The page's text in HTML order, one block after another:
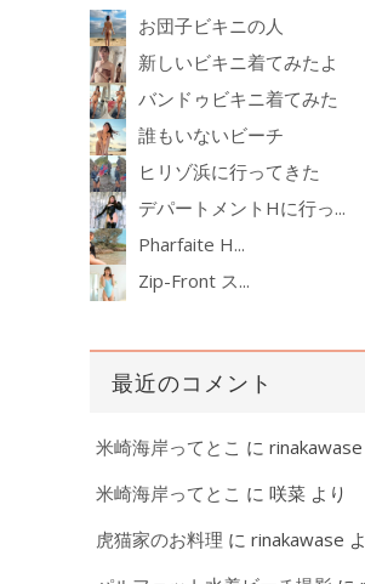
お団子ビキニの人
新しいビキニ着てみたよ
バンドゥビキニ着てみた
誰もいないビーチ
ヒリゾ浜に行ってきた
デパートメントHに行っ...
Pharfaite H...
Zip-Front ス...
最近のコメント
米崎海岸ってとこ に rinakawase
米崎海岸ってとこ に 咲菜 より
虎猫家のお料理 に rinakawase